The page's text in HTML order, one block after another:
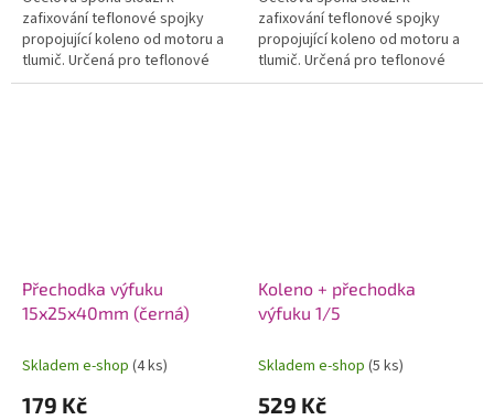
zafixování teflonové spojky
propojující koleno od motoru a
tlumič. Určená pro teflonové
spojky s vnějším průměrem 36-
zafixování teflonové spojky
propojující koleno od motoru a
tlumič. Určená pro teflonové
spojky s vnějším průměrem
Přechodka výfuku
15x25x40mm (černá)
Skladem e-shop (4 ks)
179 Kč
Koleno + přechodka
výfuku 1/5
Skladem e-shop (5 ks)
529 Kč